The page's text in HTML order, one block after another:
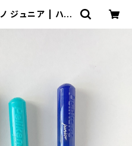
ジュニア | ハル